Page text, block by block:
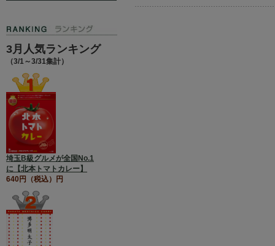
3月人気ランキング
（3/1～3/31集計）
埼玉B級グルメが全国No.1
に【北本トマトカレー】
640円（税込）円